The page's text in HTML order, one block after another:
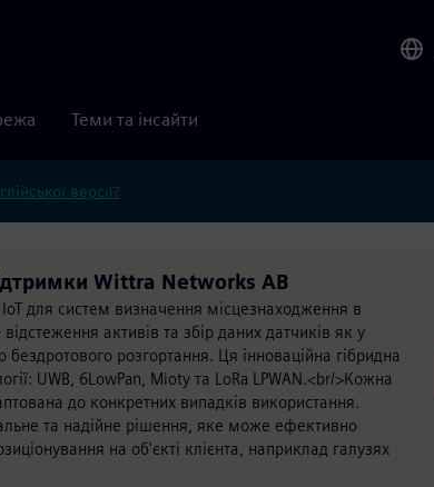
Теми та інсайти
версії?
Wittra Networks AB
для систем визначення місцезнаходження в
активів та збір даних датчиків як у
розгортання. Ця інноваційна гібридна
UWB, 6LowPan, Mioty та LoRa LPWAN.<br/>Кожна
до конкретних випадків використання.
та надійне рішення, яке може ефективно
на об'єкті клієнта, наприклад галузях